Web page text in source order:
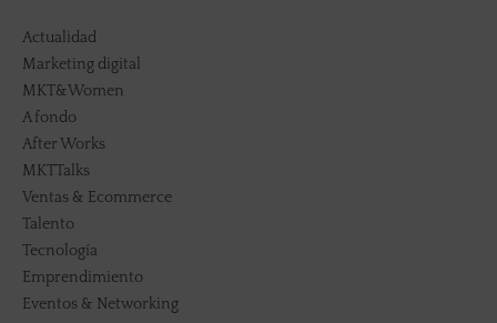
Actualidad
Marketing digital
MKT&Women
A fondo
After Works
MKTTalks
Ventas & Ecommerce
Talento
Tecnología
Emprendimiento
Eventos & Networking